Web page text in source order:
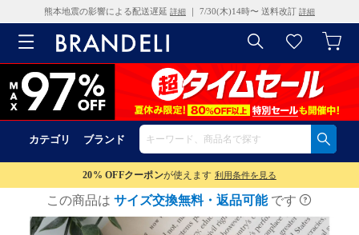
熊本地震の影響による配送遅延 詳細 ｜ 7/30(木)14時〜 送料改訂 詳細
カテゴリ ブランド
20% OFFクーポンが使えます 利用条件を見る
この商品は サイズ交換無料・返品可能 です